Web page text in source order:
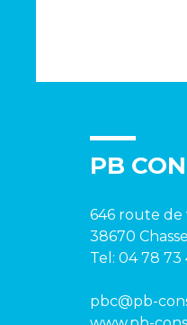
PB
646 route de
38670
Tel: 04 78 73
pbc@pb-